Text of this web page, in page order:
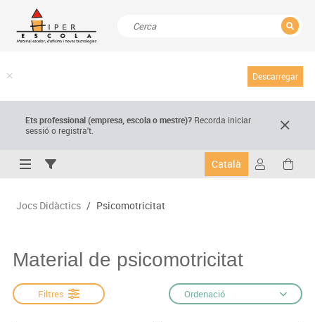
Descarregar
Ets professional (empresa,escola o mestre)? Recorda iniciar
sessió o registra't.
Català
Jocs Didàctics / Psicomotricitat
Material de psicomotricitat
Filtres Ordenació